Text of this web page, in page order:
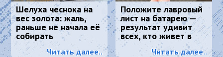
Шелуха чеснока на
вес золота: жаль,
раньше не начала её
собирать
Читать далее..
Положите лавровый
лист на батарею —
результат удивит
всех, кто живет в
квартире
Читать далее..